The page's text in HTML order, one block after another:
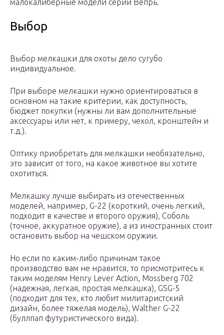
малокалиберные модели серии Вепрь.
Выбор
Выбор мелкашки для охоты дело сугубо
индивидуальное.
При выборе мелкашки нужно ориентироваться в
основном на такие критерии, как доступность,
бюджет покупки (нужны ли вам дополнительные
аксессуары или нет, к примеру, чехол, кронштейн и
т.д.).
Оптику приобретать для мелкашки необязательно,
это зависит от того, на какое животное вы хотите
охотиться.
Мелкашку лучше выбирать из отечественных
моделей, например, G-22 (короткий, очень легкий,
подходит в качестве и второго оружия), Соболь
(точное, аккуратное оружие), а из иностранных стоит
остановить выбор на чешском оружии.
Но если по каким-либо причинам такое
производство вам не нравится, то присмотритесь к
таким моделям Henry Lever Action, Mossberg 702
(надежная, легкая, простая мелкашка), GSG-5
(подходит для тех, кто любит милитаристский
дизайн, более тяжелая модель), Walther G-22
(буллпап футуристического вида).